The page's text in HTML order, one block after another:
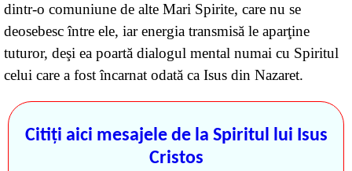
dintr-o comuniune de alte Mari Spirite, care nu se
deosebesc între ele, iar energia transmisă le aparţine
tuturor, deşi ea poartă dialogul mental numai cu Spiritul
celui care a fost încarnat odată ca Isus din Nazaret.
Citiţi aici mesajele de la Spiritul lui Isus
Cristos